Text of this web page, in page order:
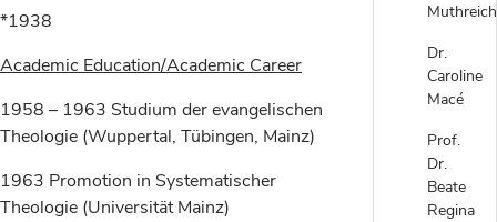
Muthreich
Dr.
Caroline
Macé
Prof.
Dr.
Beate
Regina
*1938
Academic Education/Academic Career
1958 – 1963 Studium der evangelischen
Theologie (Wuppertal, Tübingen, Mainz)
1963 Promotion in Systematischer
Theologie (Universität Mainz)